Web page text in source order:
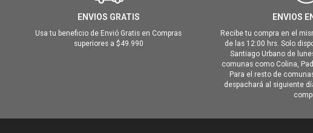
ENVIOS GRATIS
Usa tu beneficio de Envió Gratis en Compras
superiores a $49.990
ENVIOS
Recibe tu compra en el
de las 12:00 hrs. Solo
Santiago Urbano de
comunas como Colina,
Para el resto de
despachará al siguiente